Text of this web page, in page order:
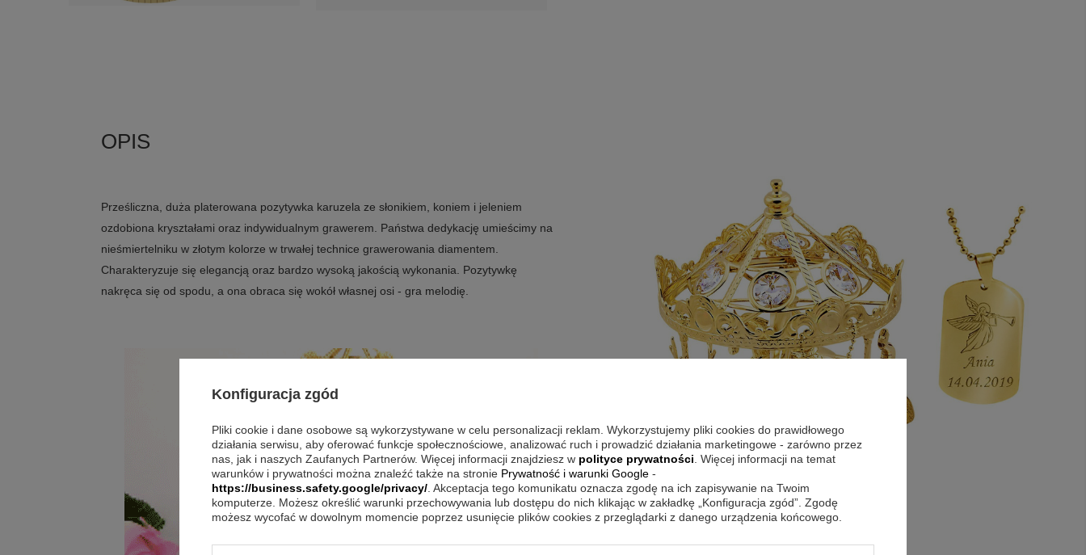
Prześliczna, duża platerowana pozytywka karuzela ze słonikiem, koniem i jeleniem
ozdobiona kryształami oraz indywidualnym grawerem. Państwa dedykację umieścimy na
nieśmiertelniku w złotym kolorze w trwałej technice grawerowania diamentem.
Charakteryzuje się elegancją oraz bardzo wysoką jakością wykonania. Pozytywkę
nakręca się od spodu, a ona obraca się wokół własnej osi - gra melodię.
Konfiguracja zgód
Pliki cookie i dane osobowe są wykorzystywane w celu personalizacji reklam. Wykorzystujemy pliki cookies do prawidłowego
działania serwisu, aby oferować funkcje społecznościowe, analizować ruch i prowadzić działania marketingowe - zarówno przez
nas, jak i naszych Zaufanych Partnerów. Więcej informacji znajdziesz w polityce prywatności . Więcej informacji na temat
warunków i prywatności można znaleźć także na stronie Prywatność i warunki Google -
https://business.safety.google/privacy/ . Akceptacja tego komunikatu oznacza zgodę na ich zapisywanie na Twoim
komputerze. Możesz określić warunki przechowywania lub dostępu do nich klikając w zakładkę „Konfiguracja zgód”. Zgodę
możesz wycofać w dowolnym momencie poprzez usunięcie plików cookies z przeglądarki z danego urządzenia końcowego.